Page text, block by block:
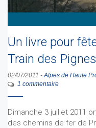
Un livre pour
Train des Pignes
02/07/2011 -Alpes de Haute
1 commentaire
Dimanche 3 juillet 2011
des chemins de fer de